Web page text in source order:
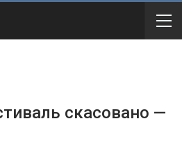
скасовано —